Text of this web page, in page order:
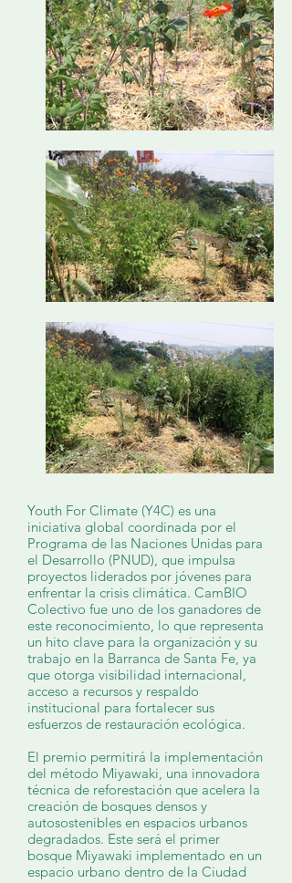
Youth For Climate (Y4C) es una
iniciativa global coordinada por el
Programa de las Naciones Unidas para
el Desarrollo (PNUD), que impulsa
proyectos liderados por jóvenes para
enfrentar la crisis climática. CamBIO
Colectivo fue uno de los ganadores de
este reconocimiento, lo que representa
un hito clave para la organización y su
trabajo en la Barranca de Santa Fe, ya
que otorga visibilidad internacional,
acceso a recursos y respaldo
institucional para fortalecer sus
esfuerzos de restauración ecológica.
El premio permitirá la implementación
del método Miyawaki, una innovadora
técnica de reforestación que acelera la
creación de bosques densos y
autosostenibles en espacios urbanos
degradados. Este será el primer
bosque Miyawaki implementado en un
espacio urbano dentro de la Ciudad